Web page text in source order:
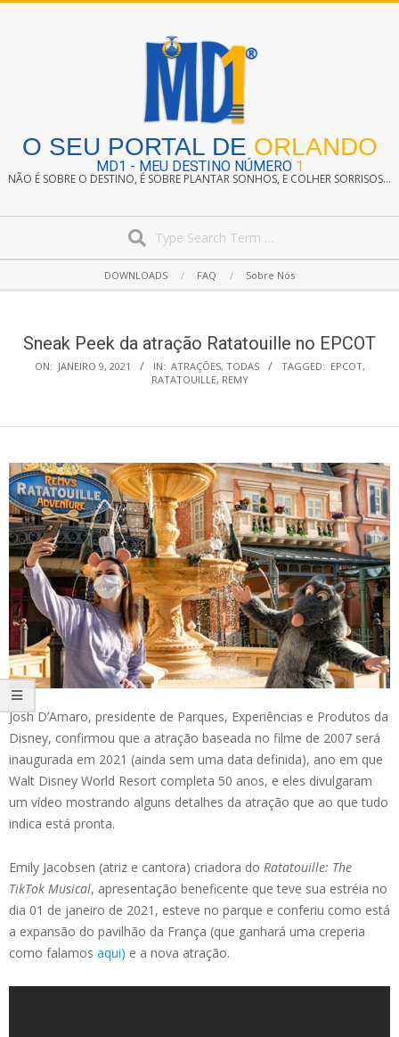
O SEU PORTAL DE ORLANDO
MD1 - MEU DESTINO NÚMERO 1
NÃO É SOBRE O DESTINO, É SOBRE PLANTAR SONHOS, E COLHER SORRISOS...
Navigation
DOWNLOADS FAQ Sobre Nós
Sneak Peek da atração Ratatouille no EPCOT
ON: JANEIRO 9, 2021 IN: ATRAÇÕES, TODAS TAGGED: EPCOT,
RATATOUILLE, REMY
Josh D’Amaro, presidente de Parques, Experiências e Produtos da
Disney, confirmou que a atração baseada no filme de 2007 será
inaugurada em 2021 (ainda sem uma data definida), ano em que
Walt Disney World Resort completa 50 anos, e eles divulgaram
um vídeo mostrando alguns detalhes da atração que ao que tudo
indica está pronta.
Emily Jacobsen (atriz e cantora) criadora do Ratatouille: The
TikTok Musical, apresentação beneficente que teve sua estréia no
dia 01 de janeiro de 2021, esteve no parque e conferiu como está
a expansão do pavilhão da França (que ganhará uma creperia
como falamos aqui) e a nova atração.